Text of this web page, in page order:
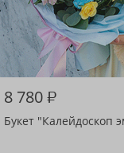
8 780₽
Букет "Калейдоскоп